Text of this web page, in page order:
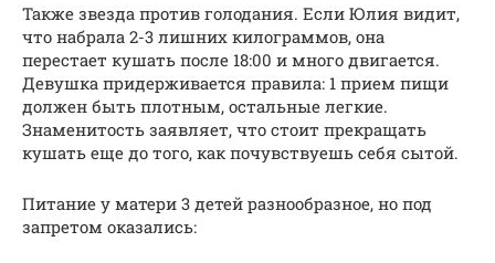
Также звезда против голодания. Если Юлия видит,
что набрала 2-3 лишних килограммов, она
перестает кушать после 18:00 и много двигается.
Девушка придерживается правила: 1 прием пищи
должен быть плотным, остальные легкие.
Знаменитость заявляет, что стоит прекращать
кушать еще до того, как почувствуешь себя сытой.
Питание у матери 3 детей разнообразное, но под
запретом оказались: